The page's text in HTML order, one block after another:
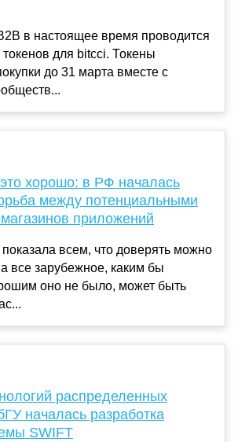
в настоящее время проводится
для bitcci. Токены
до 31 марта вместе с
хорошо: в РФ началась
между потенциальными
приложений
всем, что доверять можно
все зарубежное, каким бы
оно не было, может быть
распределенных
началась разработка
SWIFT